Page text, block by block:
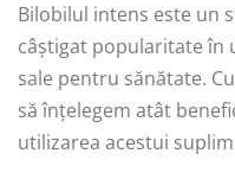
Bilobilul intens este un
câștigat popularitate
sale pentru sănătate.
să înțelegem atât
utilizarea acestui